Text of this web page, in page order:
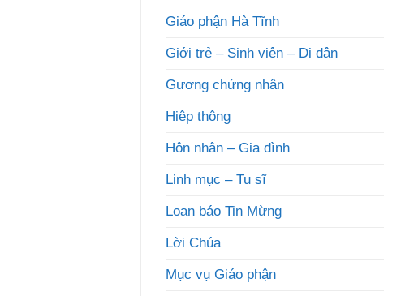
Giáo phận Hà Tĩnh
Giới trẻ – Sinh viên – Di dân
Gương chứng nhân
Hiệp thông
Hôn nhân – Gia đình
Linh mục – Tu sĩ
Loan báo Tin Mừng
Lời Chúa
Mục vụ Giáo phận